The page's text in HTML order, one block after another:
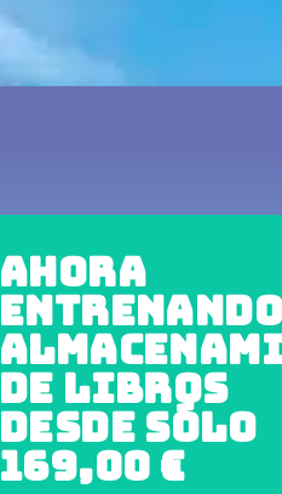
AHORA
ENTRENANDO
DE LIBROS
DESDE SÓLO
169,00 €